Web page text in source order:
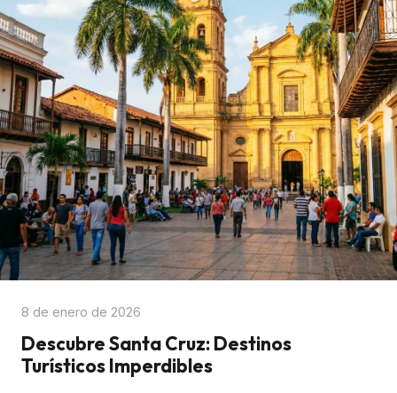
8 de enero de 2026
Descubre Santa Cruz: Destinos
Turísticos Imperdibles